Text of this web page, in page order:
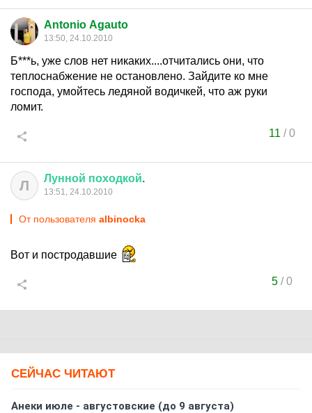
Antonio Agauto
13:50, 24.10.2010
Б***ь, уже слов нет никаких....отчитались они, что
теплоснабжение не остановлено. Зайдите ко мне
господа, умойтесь ледяной водичкей, что аж руки
ломит.
11 /0
Л Лунной походкой.
13:51, 24.10.2010
От пользователя albinocka
Вот и постродавшие
5/0
СЕЙЧАС ЧИТАЮТ
Анеки июле - августовские (до 9 августа)